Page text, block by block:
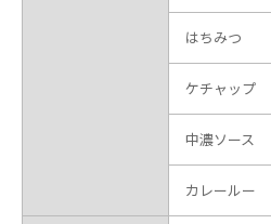
はちみつ
ケチャップ
中濃ソース
カレールー